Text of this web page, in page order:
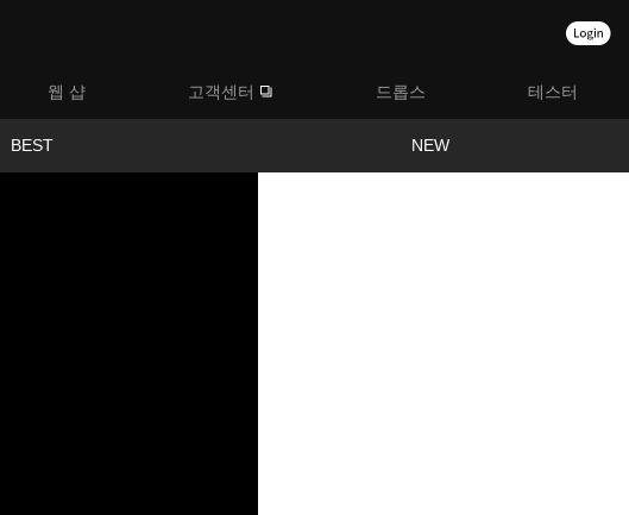
웹 샵 고객센터 드롭스 테스터
BEST NEW